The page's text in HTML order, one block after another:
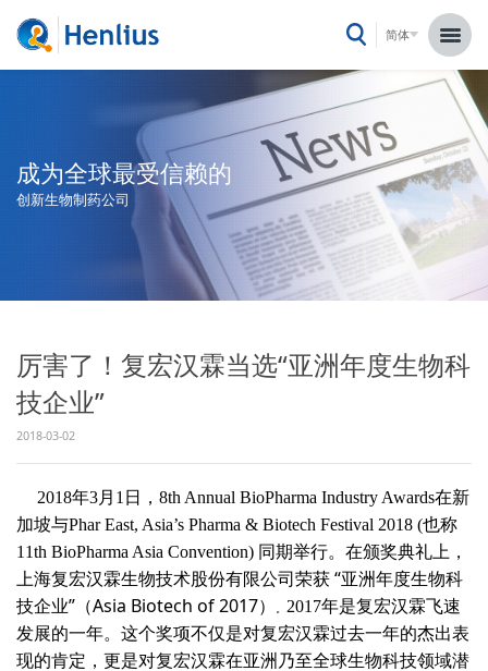
简体
成为全球最受信赖的
创新生物制药公司
厉害了！复宏汉霖当选“亚洲年度生物科
技企业”
2018-03-02
2018年3月1日，8th Annual BioPharma Industry Awards在新
加坡与Phar East, Asia’s Pharma & Biotech Festival 2018 (也称
11th BioPharma Asia Convention) 同期举行。在颁奖典礼上，
上海复宏汉霖生物技术股份有限公司荣获 “亚洲年度生物科
技企业”（Asia Biotech of 2017）
2017年是复宏汉霖飞速
发展的一年。这个奖项不仅是对复宏汉霖过去一年的杰出表
现的肯定，更是对复宏汉霖在亚洲乃至全球生物科技领域潜